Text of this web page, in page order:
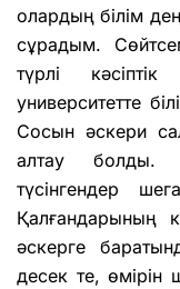
олардың білім
сұрадым.
түрлі
университетте
Сосын әскери
алтау болды.
түсінгендер
Қалғандарының
әскерге
десек те, өмірін